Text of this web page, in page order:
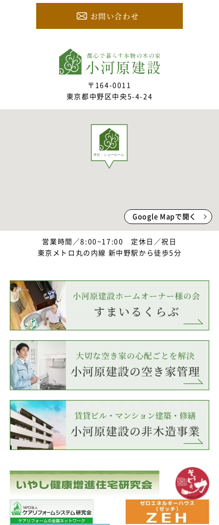
お問い合わせ
〒164-0011
東京都中野区中央5-4-24
Google Mapで開く
営業時間／8:00~17:00 定休日／祝日
東京メトロ丸の内線 新中野駅から徒歩5分